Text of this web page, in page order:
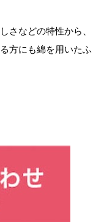
さなどの特性から、
方にも綿を用いたふ